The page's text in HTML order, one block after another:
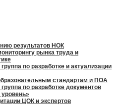
результатов НОК
рынка труда и
по разработке и актуализации
стандартам и ПОА
по разработке документов
ЦОК и экспертов